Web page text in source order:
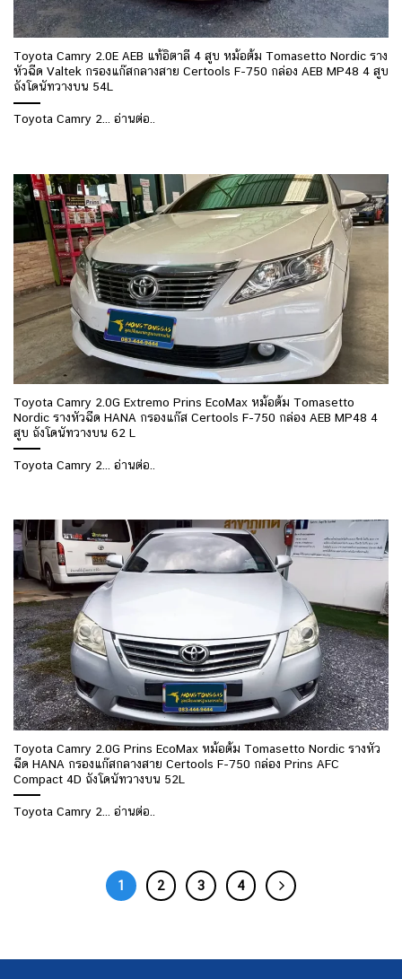
Toyota Camry 2.0E AEB แท้อิตาลี 4 สูบ หม้อต้ม Tomasetto Nordic ราง
หัวฉีด Valtek กรองแก๊สกลางสาย Certools F-750 กล่อง AEB MP48 4 สูบ
ถังโดนัทวางบน 54L
Toyota Camry 2... อ่านต่อ..
Toyota Camry 2.0G Extremo Prins EcoMax หม้อต้ม Tomasetto
Nordic รางหัวฉีด HANA กรองแก๊ส Certools F-750 กล่อง AEB MP48 4
สูบ ถังโดนัทวางบน 62 L
Toyota Camry 2... อ่านต่อ..
Toyota Camry 2.0G Prins EcoMax หม้อต้ม Tomasetto Nordic รางหัว
ฉีด HANA กรองแก๊สกลางสาย Certools F-750 กล่อง Prins AFC
Compact 4D ถังโดนัทวางบน 52L
Toyota Camry 2... อ่านต่อ..
1 2 3 4